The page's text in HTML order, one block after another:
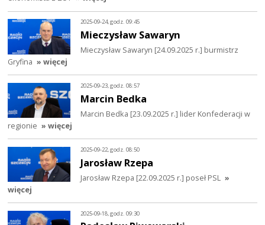
2025-09-24, godz. 09:45
Mieczysław Sawaryn
Mieczysław Sawaryn [24.09.2025 r.] burmistrz
Gryfina » więcej
2025-09-23, godz. 08:57
Marcin Bedka
Marcin Bedka [23.09.2025 r.] lider Konfederacji w
regionie » więcej
2025-09-22, godz. 08:50
Jarosław Rzepa
Jarosław Rzepa [22.09.2025 r.] poseł PSL
»
więcej
2025-09-18, godz. 09:30